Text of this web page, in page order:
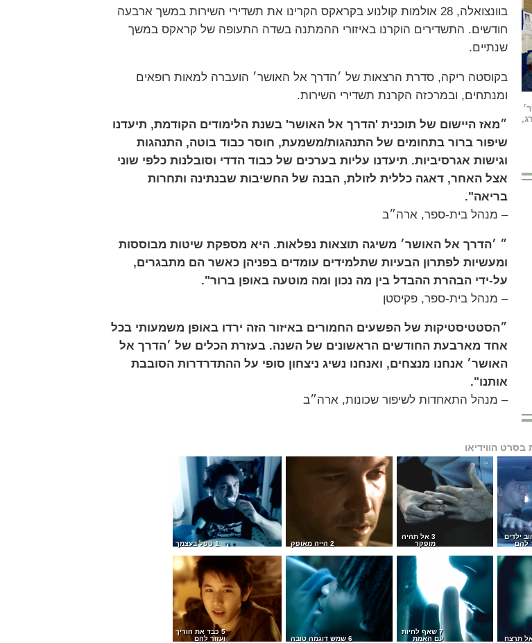
בוונצואלה, 28 אולמות קולנוע בקראקס הקרינו את תשדירי השירות במשך ארבעה
חודשים. התשדירים הוקרנו באיזורי ההמתנה בשדה התעופה של קראקס במשך
שנתיים.
בקוסטה ריקה, סדרת הרצאות של ׳הדרך אל האושר׳ הועברה למאות רופאים
ומנתחים, ובמרכזה הקרנת תשדירי השירות.
״מאז היישום של תוכנית 'הדרך אל האושר' בשנת הלימודים הקודמת, תיעדנו
שיפור ברור בתחומים של התנהגות/משמעת, חוסר כבוד בוטה, התנהגות
וגישות אגרסיביות. תיעדנו עליות בערכים של כבוד הדדי וסובלנות כלפי שוני
אצל האחר, דאגה כללית לזולת, הבנה של החשיבות שבנתינה ותחרות
בריאה".
– מנהל בית-ספר, ארה״ב
״ ׳הדרך אל האושר׳ משיגה תוצאות נפלאות. היא מספקת שיטות מבוססות
ומעשיות לפתרון הבעיות שתלמידים עומדים בפניהן כאשר הם מתבגרים,
על-ידי הבהרת ההבדל בין מה נכון ומה מוטעה באופן ברור".
– מנהל בית-ספר, פקיסטן
״הסטטיסטיקות של הפשעים החמורים באיזור הזה ירדו באופן משמעותי בכל
אחד מארבעת החודשים הראשונים של השנה. בעזרת הכלים של ׳הדרך אל
האושר׳ אנחנו מנצחים, ואנחנו נשיג ניצחון סופי על ההתדרדרות הסובבת
אותנו".
– מנהל התאחדות לשיפור שכונות, ארה״ב
הווידיאו
1 טפל בעצמך 2 הייה מאופק
3 אל תהיה
מופקר
להם
5 כבד את הוריך
ועזור להם
6 שמש דוגמה טובה
7 שאף לחיות
עם האמת